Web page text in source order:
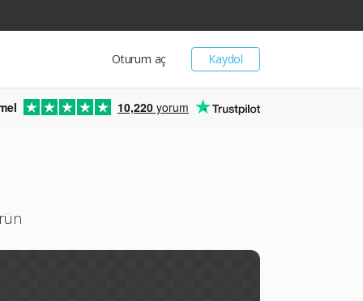
Kaydol
Oturum aç
10,220 yorum